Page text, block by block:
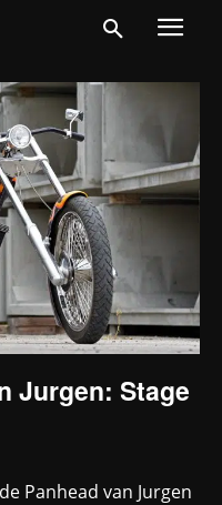
Jurgen: Stage
Panhead van Jurgen